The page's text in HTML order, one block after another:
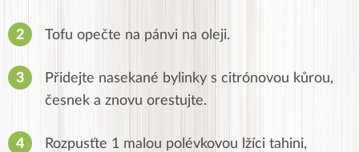
Tofu opečte na pánvi na oleji.
Přidejte nasekané bylinky s citrónovou kůrou,
česnek a znovu orestujte.
Rozpusťte 1 malou polévkovou lžíci tahini,